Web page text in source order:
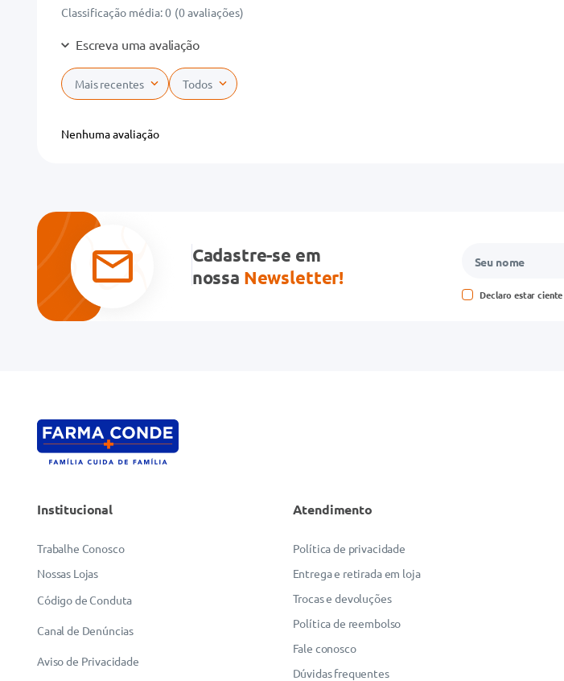
Classificação média: 0 (0 avaliações)
Escreva uma avaliação
Adicionar avaliação
Avalie o produto de 1 a 5 estrelas
★★★
Seu nome
Mais recentes Todos
Nenhuma avaliação
Cadastre-se em
nossa Newsletter!
Declaro estar
Institucional
Trabalhe Conosco
Nossas Lojas
Código de Conduta
Canal de Denúncias
Aviso de Privacidade
Atendimento
Política de privacidade
Entrega e retirada em loja
Trocas e devoluções
Política de reembolso
Fale conosco
Dúvidas frequentes